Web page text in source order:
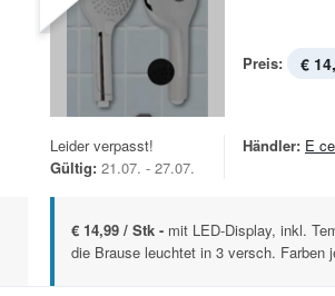
Preis: €
Leider verpasst!
Gültig: 21.07. - 27.07.
Händler: E
€ 14,99 / Stk - mit LED-Display, inkl.
die Brause leuchtet in 3 versch. Farben